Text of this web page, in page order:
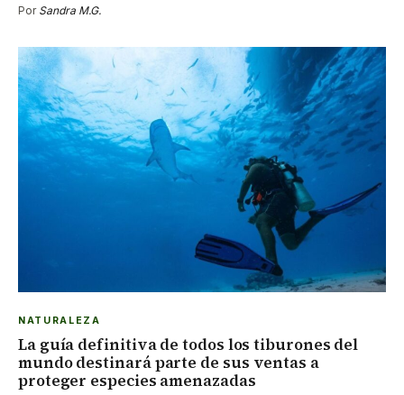
Por Sandra M.G.
NATURALEZA
La guía definitiva de todos los tiburones del
mundo destinará parte de sus ventas a
proteger especies amenazadas